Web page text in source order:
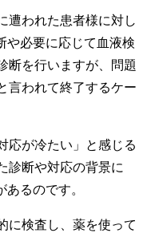
遭われた患者様に対し
や必要に応じて血液検
断を行いますが、問題
言われて終了するケー
応が冷たい」と感じる
診断や対応の背景に
るのです。
に検査し、薬を使って